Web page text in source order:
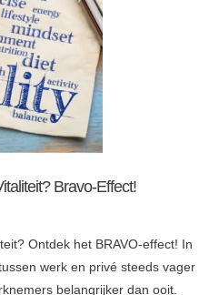
Bravo-Effect!
Ontdek het BRAVO-effect! In
werk en privé steeds vager
belangrijker dan ooit.